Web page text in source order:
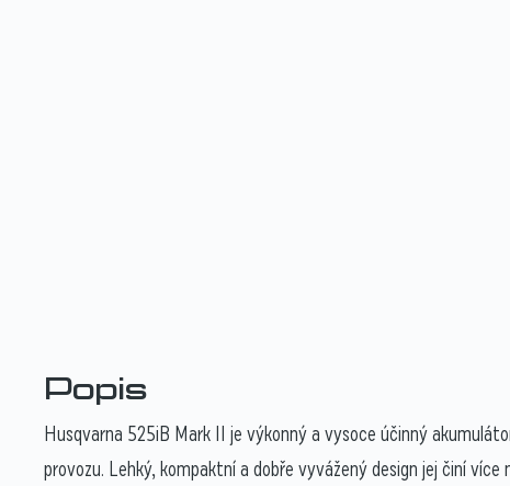
Popis
Husqvarna 525iB Mark II je výkonný a vysoce účinný
provozu. Lehký, kompaktní a dobře vyvážený design jej činí